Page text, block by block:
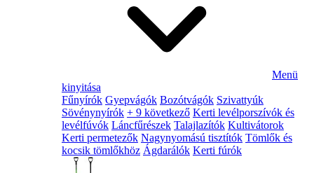
Menü
kinyitása
Fűnyírók Gyepvágók Bozótvágók Szivattyúk
Sövénynyírók + 9 következő Kerti levélporszívók és
levélfúvók Láncfűrészek Talajlazítók Kultivátorok
Kerti permetezők Nagynyomású tisztítók Tömlők és
kocsik tömlőkhöz Ágdarálók Kerti fúrók